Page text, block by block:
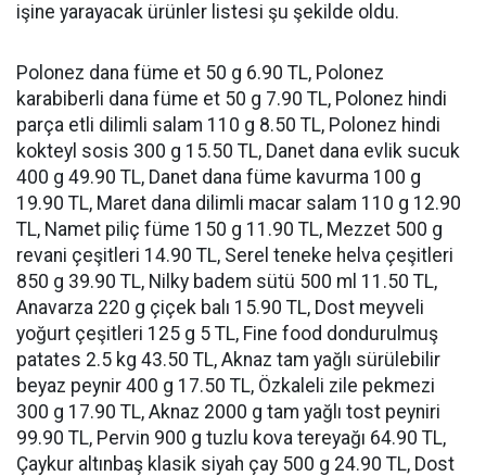
işine yarayacak ürünler listesi şu şekilde oldu.
Polonez dana füme et 50 g 6.90 TL, Polonez
karabiberli dana füme et 50 g 7.90 TL, Polonez hindi
parça etli dilimli salam 110 g 8.50 TL, Polonez hindi
kokteyl sosis 300 g 15.50 TL, Danet dana evlik sucuk
400 g 49.90 TL, Danet dana füme kavurma 100 g
19.90 TL, Maret dana dilimli macar salam 110 g 12.90
TL, Namet piliç füme 150 g 11.90 TL, Mezzet 500 g
revani çeşitleri 14.90 TL, Serel teneke helva çeşitleri
850 g 39.90 TL, Nilky badem sütü 500 ml 11.50 TL,
Anavarza 220 g çiçek balı 15.90 TL, Dost meyveli
yoğurt çeşitleri 125 g 5 TL, Fine food dondurulmuş
patates 2.5 kg 43.50 TL, Aknaz tam yağlı sürülebilir
beyaz peynir 400 g 17.50 TL, Özkaleli zile pekmezi
300 g 17.90 TL, Aknaz 2000 g tam yağlı tost peyniri
99.90 TL, Pervin 900 g tuzlu kova tereyağı 64.90 TL,
Çaykur altınbaş klasik siyah çay 500 g 24.90 TL, Dost